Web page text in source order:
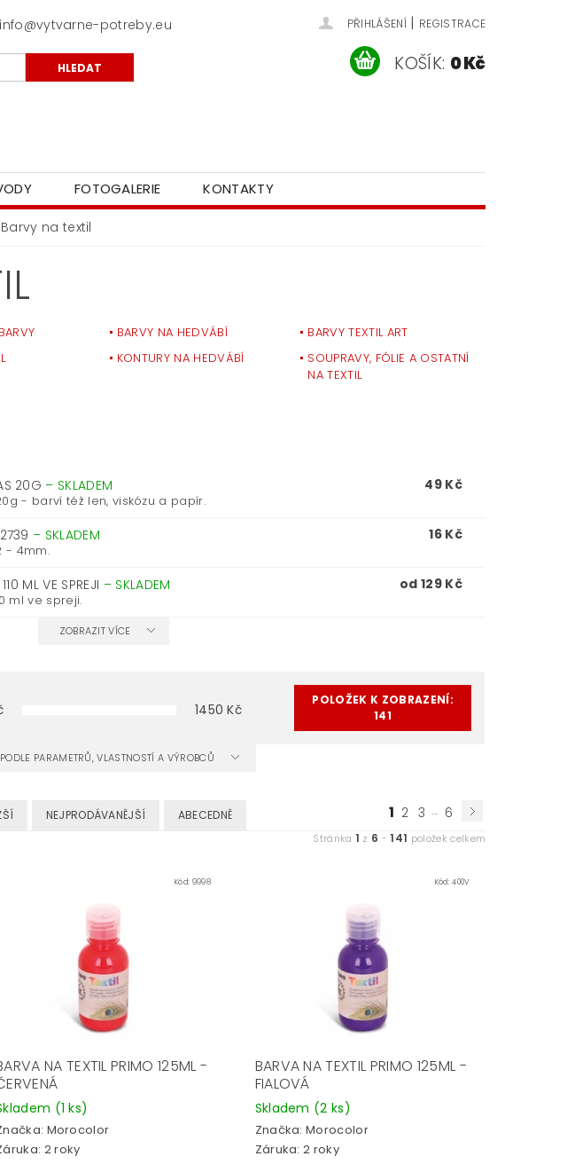
info@vytvarne-potreby.eu PŘIHLÁŠENÍ | REGISTRACE
KOŠÍK: 0 Kč
FOTOGALERIE KONTAKTY
Barvy na textil
BARVY NA HEDVÁBÍ
BARVY TEXTIL ART
KONTURY NA HEDVÁBÍ
SOUPRAVY, FÓLIE A OSTATNÍ
NA TEXTIL
20G – SKLADEM
- barví též len, viskózu a papír.
49 Kč
– SKLADEM
- 4mm.
16 Kč
ML VE SPREJI – SKLADEM
ml ve spreji.
od 129 Kč
ZOBRAZIT VÍCE
1450 Kč
POLOŽEK K ZOBRAZENÍ:
141
PARAMETRŮ, VLASTNOSTÍ A VÝROBCŮ
NEJPRODÁVANĚJŠÍ ABECEDNĚ 1 2 3 ... 6
Stránka 1 z 6 -141 položek celkem
Kód: 9998
NA TEXTIL PRIMO 125ML -
(1 ks)
Morocolor
2 roky
Kód:400V
BARVA NA TEXTIL PRIMO 125ML -
FIALOVÁ
Skladem (2 ks)
Značka:Morocolor
Záruka: 2 roky